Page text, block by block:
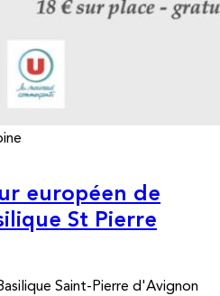
européen de
St Pierre
Saint-Pierre d'Avignon